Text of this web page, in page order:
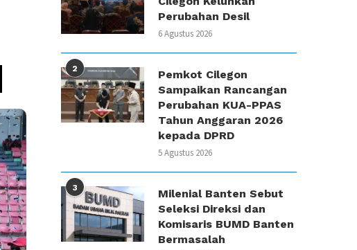
Perubahan Desil
6 Agustus 2026
2
Pemkot Cilegon
Sampaikan Rancangan
Perubahan KUA-PPAS
Tahun Anggaran 2026
kepada DPRD
5 Agustus 2026
3
Milenial Banten Sebut
Seleksi Direksi dan
Komisaris BUMD Banten
Bermasalah